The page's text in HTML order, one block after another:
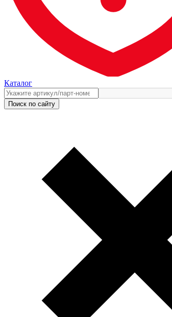
Каталог
Поиск по сайту